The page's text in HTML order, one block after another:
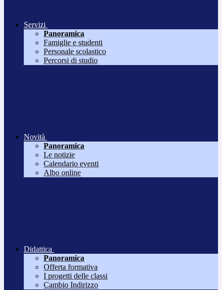
Servizi
Panoramica
Famiglie e studenti
Personale scolastico
Percorsi di studio
Novità
Panoramica
Le notizie
Calendario eventi
Albo online
Didattica
Panoramica
Offerta formativa
I progetti delle classi
Cambio Indirizzo